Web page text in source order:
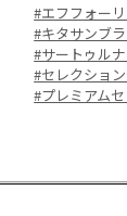
#エフフォー
#キタサンブ
#サートゥル
#セレクショ
#プレミアム